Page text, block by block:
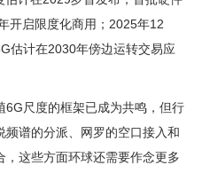
开启限度化商用；2025年12
估计在2030年傍边运转交易应
尺度的框架已成为共鸣，但行
谱的分派、网罗的空口接入和
这些方面环球还需要作念更多